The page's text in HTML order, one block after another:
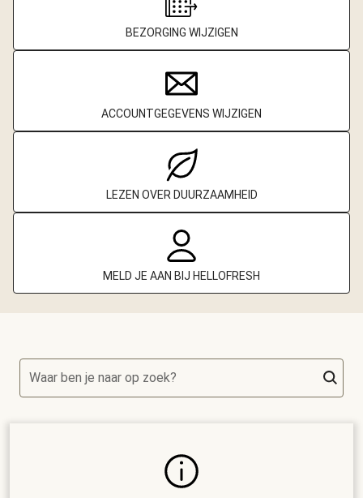
BEZORGING WIJZIGEN
ACCOUNTGEGEVENS WIJZIGEN
LEZEN OVER DUURZAAMHEID
MELD JE AAN BIJ HELLOFRESH
Waar ben je naar op zoek?